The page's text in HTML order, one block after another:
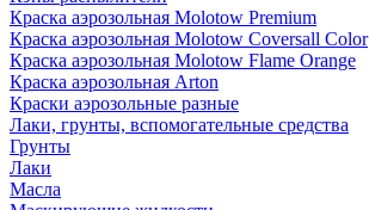
Краска аэрозольная Molotow Premium
Краска аэрозольная Molotow Coversall Color
Краска аэрозольная Molotow Flame Orange
Краска аэрозольная Arton
Краски аэрозольные разные
Лаки, грунты, вспомогательные средства
Грунты
Лаки
Масла